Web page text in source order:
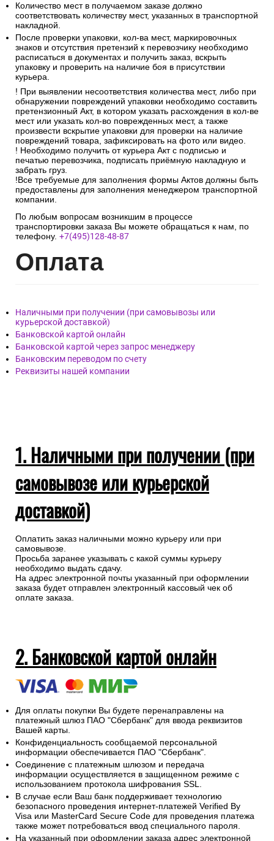
Количество мест в получаемом заказе должно
соответствовать количеству мест, указанных в транспортной
накладной.
После проверки упаковки, кол-ва мест, маркировочных
знаков и отсутствия претензий к перевозчику необходимо
расписаться в документах и получить заказ, вскрыть
упаковку и проверить на наличие боя в присутствии
курьера.
! При выявлении несоответствия количества мест, либо при
обнаружении повреждений упаковки необходимо составить
претензионный Акт, в котором указать расхождения в кол-ве
мест или указать кол-во поврежденных мест, а также
произвести вскрытие упаковки для проверки на наличие
повреждений товара, зафиксировать на фото или видео.
! Необходимо получить от курьера Акт с подписью и
печатью перевозчика, подписать приёмную накладную и
забрать груз.
!Все требуемые для заполнения формы Актов должны быть
предоставлены для заполнения менеджером транспортной
компании.
По любым вопросам возникшим в процессе
транспортировки заказа Вы можете обращаться к нам, по
телефону. +7(495)128-48-87
Оплата
Наличными при получении (при самовывозы или
курьерской доставкой)
Банковской картой онлайн
Банковской картой через запрос менеджеру
Банковским переводом по счету
Реквизиты нашей компании
1. Наличными при получении (при
самовывозе или курьерской
доставкой)
Оплатить заказ наличными можно курьеру или при
самовывозе.
Просьба заранее указывать с какой суммы курьеру
необходимо выдать сдачу.
На адрес электронной почты указанный при оформлении
заказа будет отправлен электронный кассовый чек об
оплате заказа.
2. Банковской картой онлайн
Для оплаты покупки Вы будете перенаправлены на
платежный шлюз ПАО "Сбербанк" для ввода реквизитов
Вашей карты.
Конфиденциальность сообщаемой персональной
информации обеспечивается ПАО "Сбербанк".
Соединение с платежным шлюзом и передача
информации осуществляется в защищенном режиме с
использованием протокола шифрования SSL.
В случае если Ваш банк поддерживает технологию
безопасного проведения интернет-платежей Verified By
Visa или MasterCard Secure Code для проведения платежа
также может потребоваться ввод специального пароля.
На указанный при оформлении заказа адрес электронной